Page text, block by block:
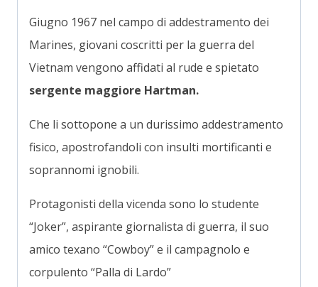
Giugno 1967 nel campo di addestramento dei
Marines, giovani coscritti per la guerra del
Vietnam vengono affidati al rude e spietato
sergente maggiore Hartman.
Che li sottopone a un durissimo addestramento
fisico, apostrofandoli con insulti mortificanti e
soprannomi ignobili.
Protagonisti della vicenda sono lo studente
“Joker”, aspirante giornalista di guerra, il suo
amico texano “Cowboy” e il campagnolo e
corpulento “Palla di Lardo”